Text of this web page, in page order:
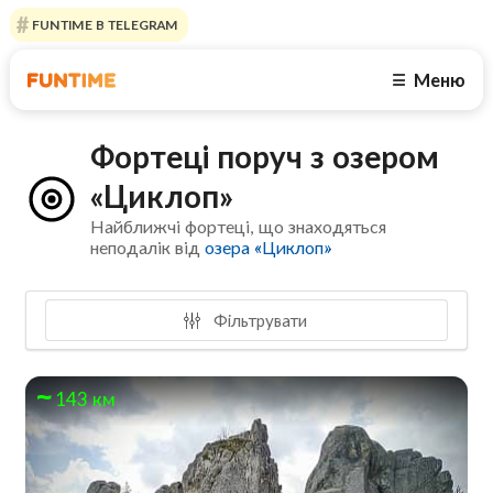
FUNTIME В TELEGRAM
☰ Меню
Фортеці поруч з озером
«Циклоп»
Найближчі фортеці, що знаходяться
неподалік відозера «Циклоп»
Фільтрувати
143 км